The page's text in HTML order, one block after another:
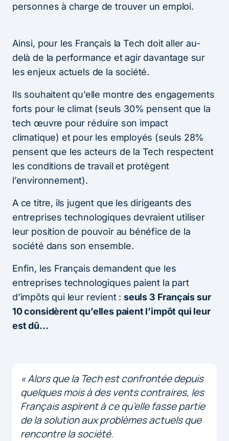
personnes à charge de trouver un emploi.
Ainsi, pour les Français la Tech doit aller au-
delà de la performance et agir davantage sur
les enjeux actuels de la société.
Ils souhaitent qu’elle montre des engagements
forts pour le climat (seuls 30% pensent que la
tech œuvre pour réduire son impact
climatique) et pour les employés (seuls 28%
pensent que les acteurs de la Tech respectent
les conditions de travail et protègent
l’environnement).
A ce titre, ils jugent que les dirigeants des
entreprises technologiques devraient utiliser
leur position de pouvoir au bénéfice de la
société dans son ensemble.
Enfin, les Français demandent que les
entreprises technologiques paient la part
d’impôts qui leur revient : seuls 3 Français sur
10 considèrent qu’elles paient l’impôt qui leur
est dû…
« Alors que la Tech est confrontée depuis
quelques mois à des vents contraires, les
Français aspirent à ce qu’elle fasse partie
de la solution aux problèmes actuels que
rencontre la société.